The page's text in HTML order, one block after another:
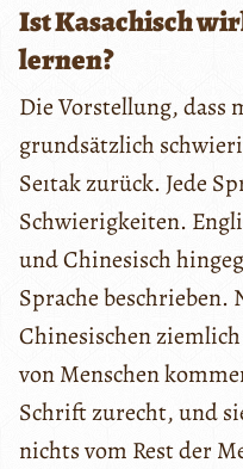
Ist Kasachisch
lernen?
Die Vorstellung, dass
grundsätzlich
Seıtak zurück. Jede
Schwierigkeiten.
und Chinesisch
Sprache
Chinesischen
von Menschen
Schrift zurecht, und
nichts vom Rest der